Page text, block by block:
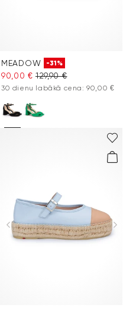
MEADOW -31%
90,00 € 129,90 €
30 dienu labākā cena: 90,00 €